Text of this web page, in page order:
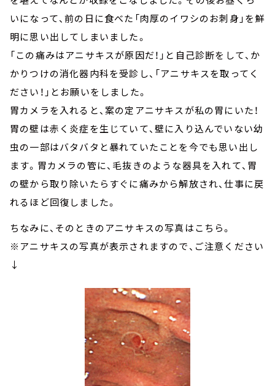
いになって、前の日に食べた「肉厚のイワシのお刺身」を鮮
明に思い出してしまいました。
「この痛みはアニサキスが原因だ！」と自己診断をして、か
かりつけの消化器内科を受診し、「アニサキスを取ってく
ださい！」とお願いをしました。
胃カメラを入れると、案の定アニサキスが私の胃にいた！
胃の壁は赤く炎症を生じていて、壁に入り込んでいない幼
虫の一部はバタバタと暴れていたことを今でも思い出し
ます。胃カメラの管に、毛抜きのような器具を入れて、胃
の壁から取り除いたらすぐに痛みから解放され、仕事に戻
れるほど回復しました。
ちなみに、そのときのアニサキスの写真はこちら。
※アニサキスの写真が表示されますので、ご注意ください
↓